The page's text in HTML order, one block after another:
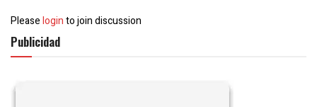
Pleaseloginto join discussion
Publicidad